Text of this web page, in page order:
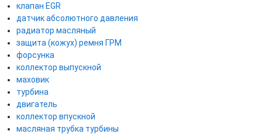
клапан EGR
датчик абсолютного давления
радиатор масляный
защита (кожух) ремня ГРМ
форсунка
коллектор выпускной
маховик
турбина
двигатель
коллектор впускной
масляная трубка турбины